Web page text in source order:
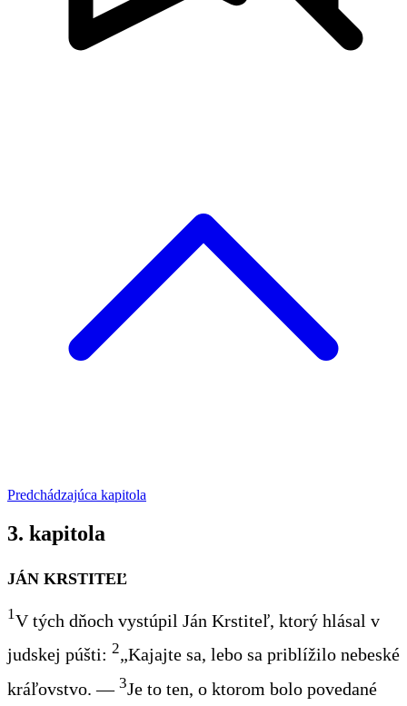
Predchádzajúca kapitola
3. kapitola
JÁN KRSTITEĽ
1V tých dňoch vystúpil Ján Krstiteľ, ktorý hlásal v
judskej púšti: 2„Kajajte sa, lebo sa priblížilo nebeské
kráľovstvo. — 3Je to ten, o ktorom bolo povedané